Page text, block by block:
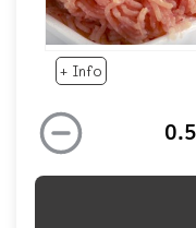
+ Info